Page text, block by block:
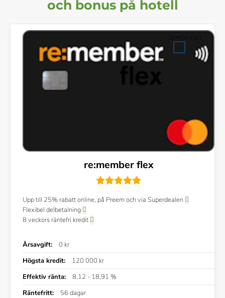
och bonus på hotell
re:member flex
Upp till 25% rabatt online, på Preem och via Superdealen
Flexibel delbetalning
8 veckors räntefri kredit
Årsavgift:
0 kr
Högsta kredit:
120 000 kr
Effektiv ränta:
8,12 - 18,91 %
Räntefritt:
56 dagar